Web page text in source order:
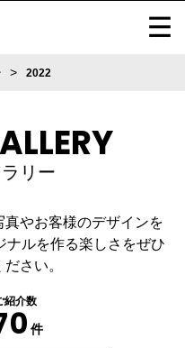
> 2022
リー
やお客様のデザインを
ナルを作る楽しさをぜひ
さい。
紹介数
件